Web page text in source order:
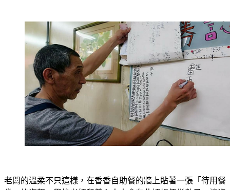
老闆的溫柔不只這樣，在香香自助餐的牆上貼著一張「待用餐